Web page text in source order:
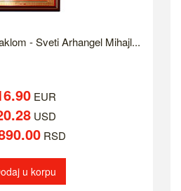
- Sveti Arhangel Mihajl...
EUR
USD
RSD
u korpu